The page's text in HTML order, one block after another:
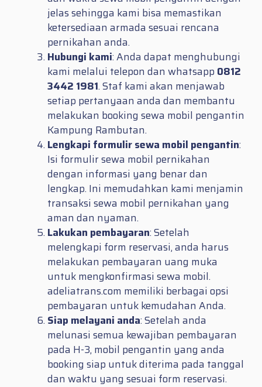
jelas sehingga kami bisa memastikan
ketersediaan armada sesuai rencana
pernikahan anda.
Hubungi kami: Anda dapat menghubungi
kami melalui telepon dan whatsapp 0812
3442 1981. Staf kami akan menjawab
setiap pertanyaan anda dan membantu
melakukan booking sewa mobil pengantin
Kampung Rambutan.
Lengkapi formulir sewa mobil pengantin:
Isi formulir sewa mobil pernikahan
dengan informasi yang benar dan
lengkap. Ini memudahkan kami menjamin
transaksi sewa mobil pernikahan yang
aman dan nyaman.
Lakukan pembayaran: Setelah
melengkapi form reservasi, anda harus
melakukan pembayaran uang muka
untuk mengkonfirmasi sewa mobil.
adeliatrans.com memiliki berbagai opsi
pembayaran untuk kemudahan Anda.
Siap melayani anda: Setelah anda
melunasi semua kewajiban pembayaran
pada H-3, mobil pengantin yang anda
booking siap untuk diterima pada tanggal
dan waktu yang sesuai form reservasi.